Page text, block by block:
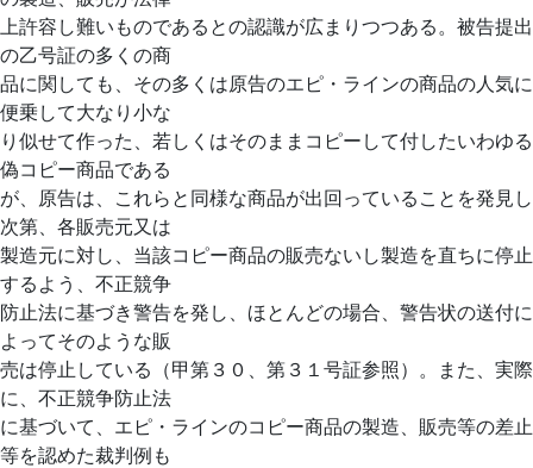
上許容し難いものであるとの認識が広まりつつある。被告提出
の乙号証の多くの商
品に関しても、その多くは原告のエピ・ラインの商品の人気に
便乗して大なり小な
り似せて作った、若しくはそのままコピーして付したいわゆる
偽コピー商品である
が、原告は、これらと同様な商品が出回っていることを発見し
次第、各販売元又は
製造元に対し、当該コピー商品の販売ないし製造を直ちに停止
するよう、不正競争
防止法に基づき警告を発し、ほとんどの場合、警告状の送付に
よってそのような販
売は停止している（甲第３０、第３１号証参照）。また、実際
に、不正競争防止法
に基づいて、エピ・ラインのコピー商品の製造、販売等の差止
等を認めた裁判例も